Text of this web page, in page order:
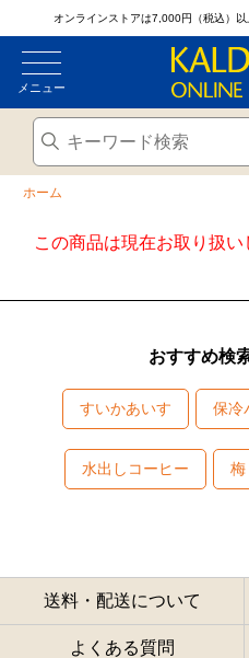
オンラインストアは7,000円（税込）以
メニュー
ホーム
この商品は現在お取り扱
おすすめ検
すいかあいす 保冷
水出しコーヒー 梅
送料・配送について
よくある質問